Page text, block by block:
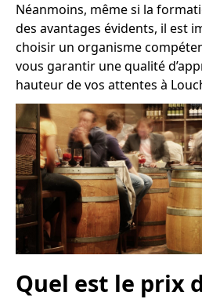
Néanmoins, même si la
des avantages évidents, il est
choisir un organisme
vous garantir une qualité
hauteur de vos attentes à
Quel est le prix